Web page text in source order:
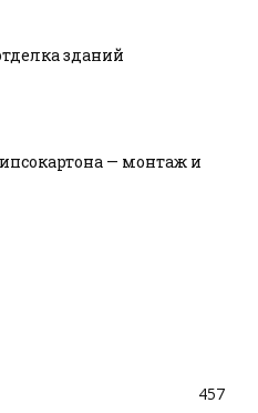
зданий
— монтаж и
457